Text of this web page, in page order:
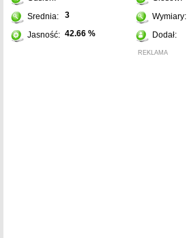
Srednia: 3 Wymiary:
Jasność: 42.66 % Dodał:
REKLAMA